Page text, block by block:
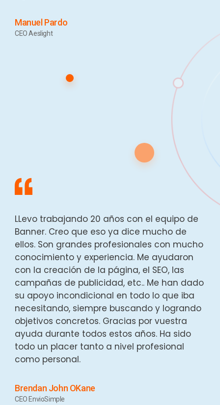
Manuel Pardo
CEO Aeslight
LLevo trabajando 20 años con el equipo de
Banner. Creo que eso ya dice mucho de
ellos. Son grandes profesionales con mucho
conocimiento y experiencia. Me ayudaron
con la creación de la página, el SEO, las
campañas de publicidad, etc.. Me han dado
su apoyo incondicional en todo lo que iba
necesitando, siempre buscando y logrando
objetivos concretos. Gracias por vuestra
ayuda durante todos estos años. Ha sido
todo un placer tanto a nivel profesional
como personal.
Brendan John OKane
CEO EnvioSimple